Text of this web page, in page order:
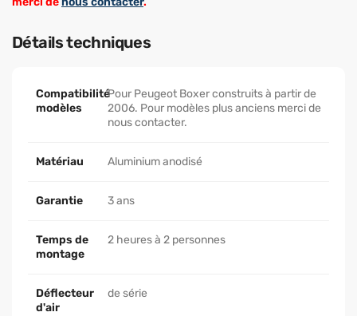
Détails techniques
Compatibilité
modèles
Pour Peugeot Boxer construits à partir de
2006. Pour modèles plus anciens merci de
nous contacter.
Matériau Aluminium anodisé
Garantie 3 ans
Temps de
montage
2 heures à 2 personnes
Déflecteur
d'air
de série